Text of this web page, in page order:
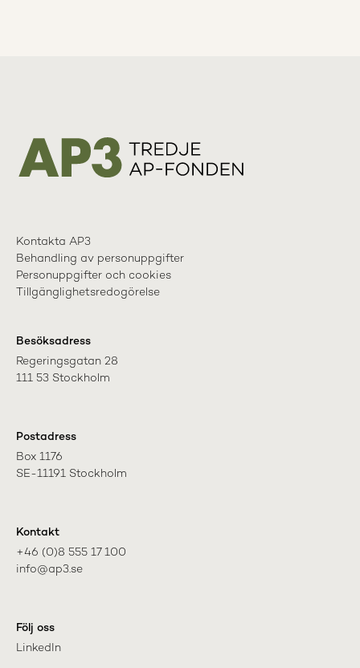
Kontakta AP3
Behandling av personuppgifter
Personuppgifter och cookies
Tillgänglighetsredogörelse
Besöksadress
Regeringsgatan 28
111 53 Stockholm
Postadress
Box 1176
SE-11191 Stockholm
Kontakt
+46 (0)8 555 17 100
info@ap3.se
Följ oss
LinkedIn